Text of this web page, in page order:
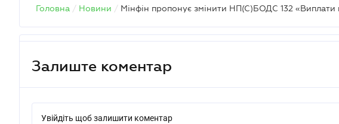
Головна / Новини /
Залиште коментар
Увійдіть щоб залишити коментар